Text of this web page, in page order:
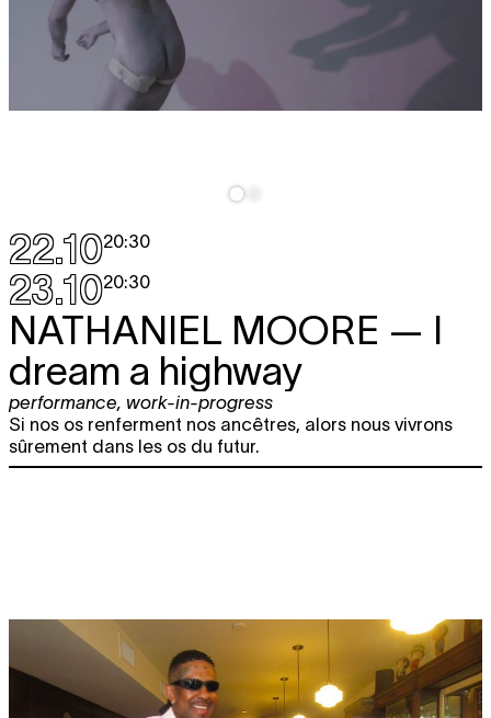
22.1020:30
23.1020:30
NATHANIEL MOORE — I
dream a highway
performance, work-in-progress
Si nos os renferment nos ancêtres, alors nous vivrons
sûrement dans les os du futur.